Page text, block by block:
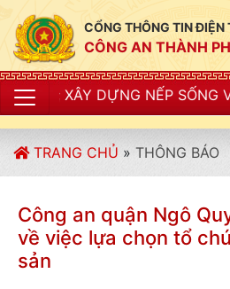
CỔNG THÔNG TIN ĐIỆN
CÔNG AN THÀNH
NẾP SỐNG VĂN HÓA VÌ
TRANG CHỦ » THÔNG BÁO
Công an quận Ngô
về việc lựa chọn tổ
sản